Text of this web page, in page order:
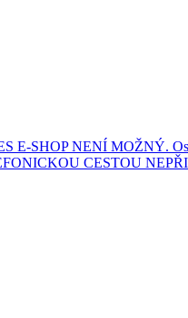
SHOP NENÍ MOŽNÝ.
CESTOU